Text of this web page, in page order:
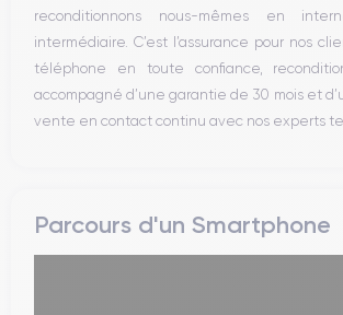
reconditionnons nous-mêmes en
intermédiaire. C’est l’assurance pour nos
téléphone en toute confiance,
accompagné d’une garantie de 30 mois et
vente en contact continu avec nos experts
Parcours d'un Smartphone